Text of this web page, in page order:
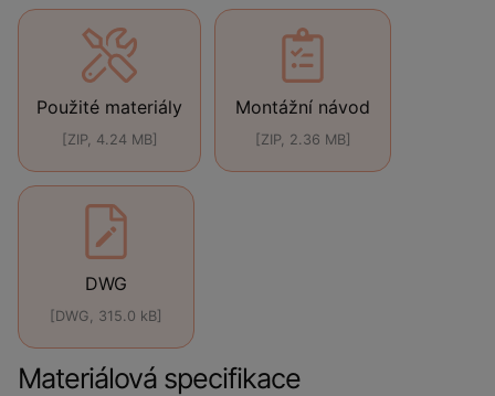
Použité materiály
[ZIP, 4.24 MB]
Montážní návod
[ZIP, 2.36 MB]
DWG
[DWG, 315.0 kB]
Materiálová specifikace